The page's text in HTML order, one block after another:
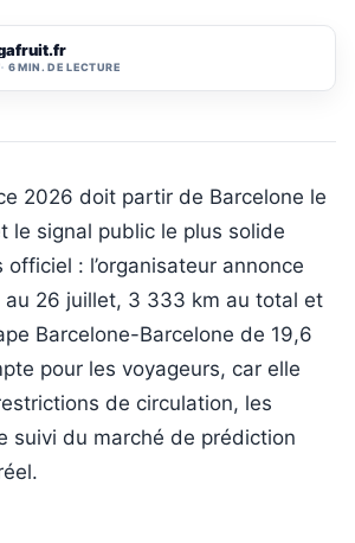
6 MIN. DE LECTURE
2026 doit partir de Barcelone le
le signal public le plus solide
: l’organisateur annonce
26 juillet, 3 333 km au total et
Barcelone-Barcelone de 19,6
pour les voyageurs, car elle
de circulation, les
suivi du marché de prédiction